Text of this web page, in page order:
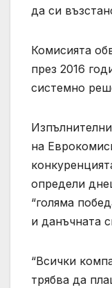
да си
Комисията
през 2016
системно
на
определи
“голяма
и данъчната
“Всички
трябва да